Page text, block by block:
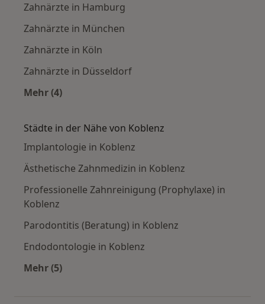
Zahnärzte in Hamburg
Zahnärzte in München
Zahnärzte in Köln
Zahnärzte in Düsseldorf
Mehr (4)
Städte in der Nähe von Koblenz
Implantologie in Koblenz
Ästhetische Zahnmedizin in Koblenz
Professionelle Zahnreinigung (Prophylaxe) in
Koblenz
Parodontitis (Beratung) in Koblenz
Endodontologie in Koblenz
Mehr (5)